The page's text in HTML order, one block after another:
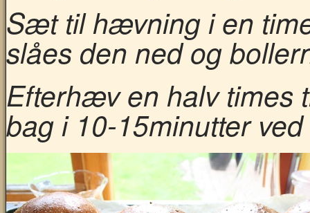
Sæt til hævning i en
slåes den ned og
Efterhæv en halv times
bag i 10-15minutter